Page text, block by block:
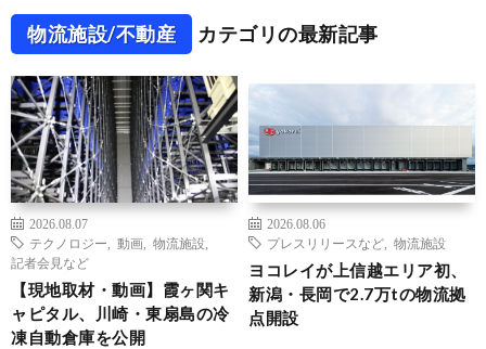
物流施設/不動産 カテゴリの最新記事
2026.08.07
テクノロジー
動画 物流施設
記者会見など
【現地取材・動画】霞ヶ関キ
ャピタル、川崎・東扇島の冷
凍自動倉庫を公開
2026.08.06
プレスリリースなど
物流施設
ヨコレイが上信越エリア初、
新潟・長岡で2.7万tの物流拠
点開設